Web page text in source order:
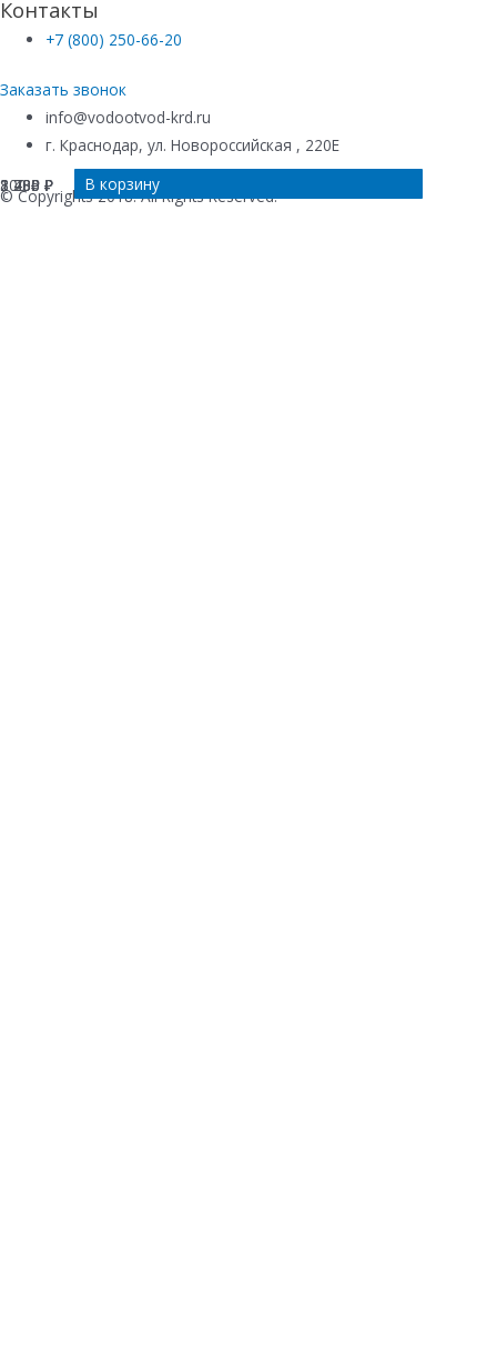
3 400 ₽ В корзину
1 780 ₽ В корзину
2 235 ₽ В корзину
800₽ В корзину
Контакты
+7 (800) 250-66-20
Заказать звонок
info@vodootvod-krd.ru
г. Краснодар, ул. Новороссийская , 220Е
© Copyrights 2018. All Rights Reserved.